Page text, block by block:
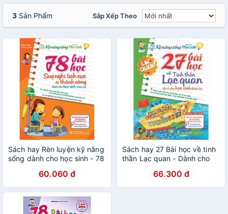
3 Sản Phẩm Sắp Xếp Theo
Sách hay Rèn luyện kỹ năng
sống dành cho học sinh - 78
thành công60.060 đ
Sách hay 27 Bài học về tinh
thần Lạc quan - Dành cho
66.300 đ